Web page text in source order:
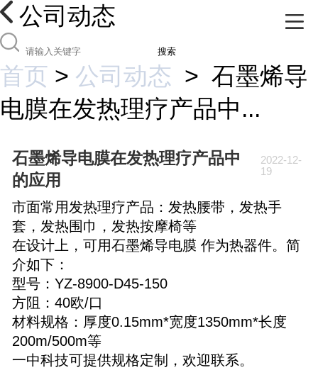
公司动态
搜索
首页 > 公司动态 > 石墨烯导
电膜在发热理疗产品中...
石墨烯导电膜在发热理疗产品中
的应用
2022-12-
19
市面常用发热理疗产品：发热腰带，发热手
套，发热围巾，发热按摩椅等
在设计上，可用石墨烯导电膜 作为热器件。简
介如下：
型号：YZ-8900-D45-150
方阻：40欧/口
材料规格：厚度0.15mm*宽度1350mm*长度
200m/500m等
一中科技可提供规格定制，欢迎联系。